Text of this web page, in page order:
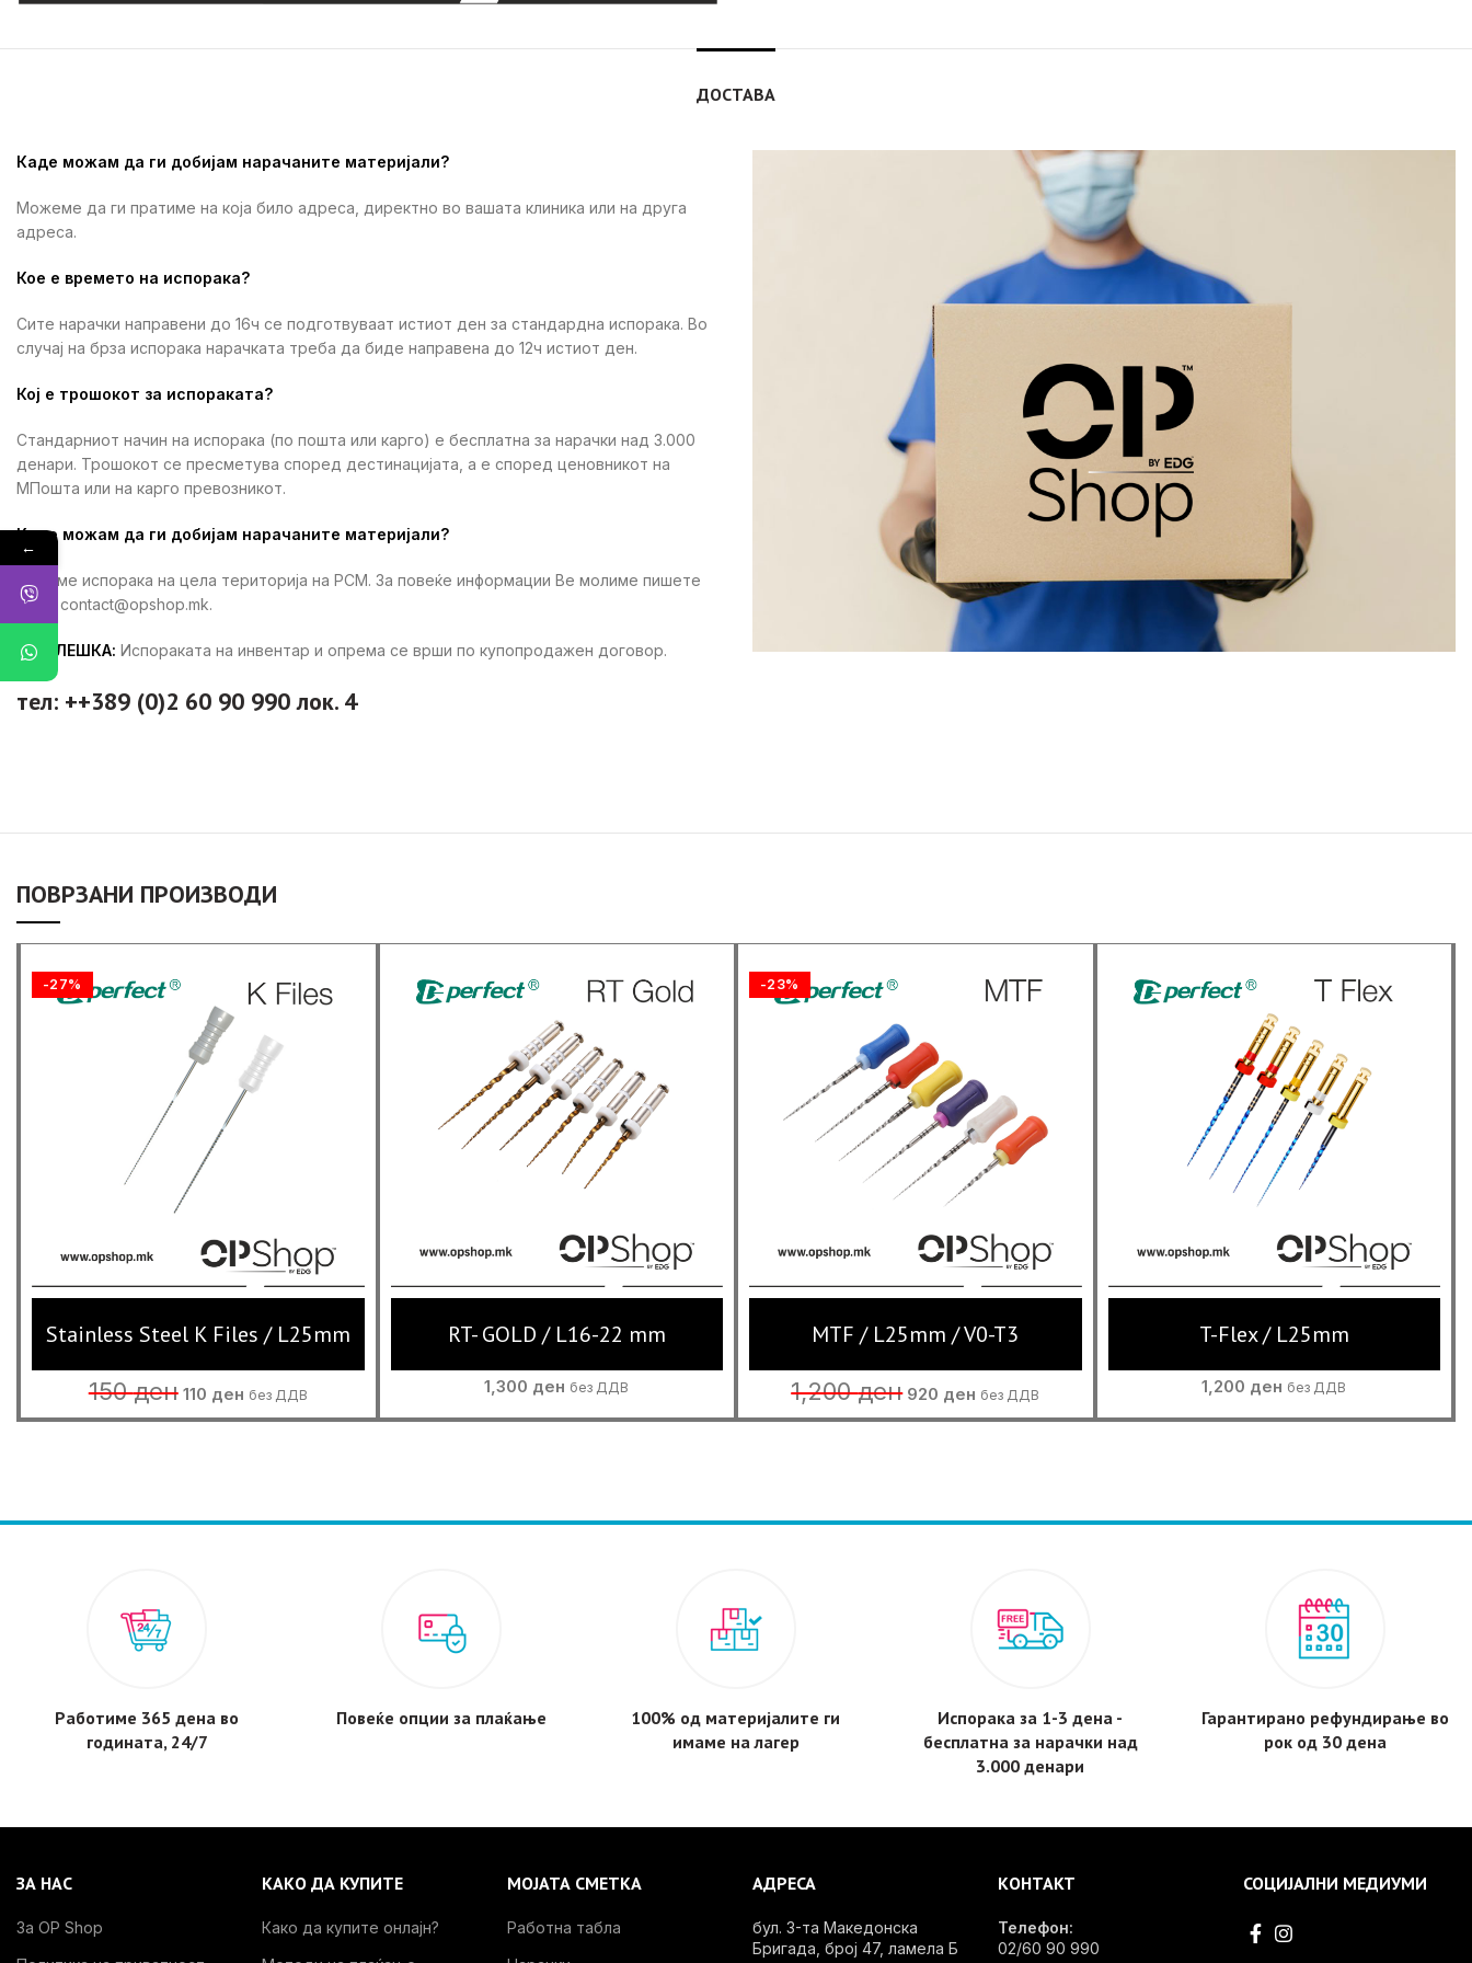
ДОСТАВА
Каде можам да ги добијам нарачаните материјали?
Можеме да ги пратиме на која било адреса, директно во вашата клиника или на друга
адреса.
Кое е времето на испорака?
Сите нарачки направени до 16ч се подготвуваат истиот ден за стандардна испорака. Во
случај на брза испорака нарачката треба да биде направена до 12ч истиот ден.
Кој е трошокот за испораката?
Стандарниот начин на испорака (по пошта или карго) е бесплатна за нарачки над 3.000
денари. Трошокот се пресметува според дестинацијата, а е според ценовникот на
МПошта или на карго превозникот.
Каде можам да ги добијам нарачаните материјали?
Вршиме испорака на цела територија на РСМ. За повеќе информации Ве молиме пишете
ни на contact@opshop.mk.
ЗАБЕЛЕШКА: Испораката на инвентар и опрема се врши по купопродажен договор.
тел: ++389 (0)2 60 90 990 лок. 4
ПОВРЗАНИ ПРОИЗВОДИ
-27%
Stainless Steel K Files / L25mm
150ден Original
price
was:
110 ден Current
price
is:
без ДДВ
RT- GOLD / L16-22 mm
1,300 ден без ДДВ
-23%
MTF / L25mm / V0-T3
1,200ден Original
price
was:
920 ден Current
price
is:
без ДДВ
T-Flex / L25mm
1,200 ден без ДДВ
Работиме 365 дена во
годината, 24/7
Повеќе опции за плаќање
100% од материјалите ги
имаме на лагер
Испорака за 1-3 дена -
бесплатнa за нарачки над
3.000 денари
Гарантирано рефундирање во
рок од 30 дена
ЗА НАС
За OP Shop
КАКО ДА КУПИТЕ
Како да купите онлајн?
МОЈАТА СМЕТКА
Работна табла
АДРЕСА
бул. 3-та Македонска
Бригада, број 47, ламела Б
КОНТАКТ
Телефон:
02/60 90 990
СОЦИЈАЛНИ МЕДИУМИ
←